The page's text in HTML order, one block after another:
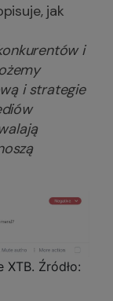
jak
i
i strategie
Źródło: